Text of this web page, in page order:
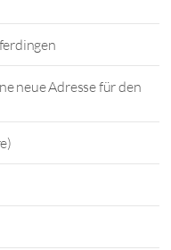
neue Adresse für den